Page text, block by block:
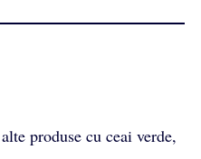
produse cu ceai verde,